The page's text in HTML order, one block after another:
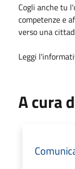
Cogli anche tu
competenze e
verso una
Leggi
A cura